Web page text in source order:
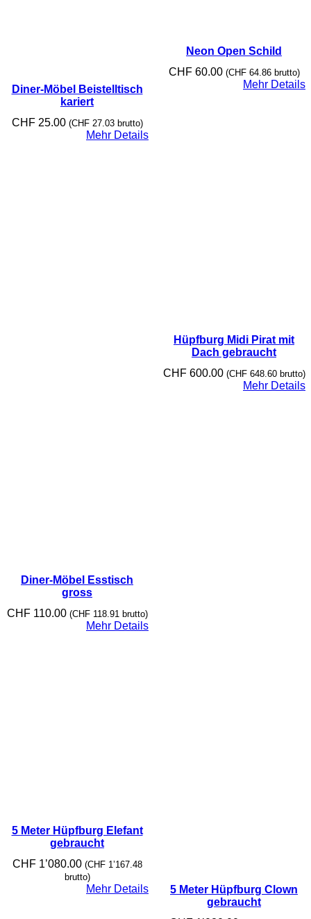
Diner-Möbel Beistelltisch
kariert
CHF25.00 (CHF27.03brutto)
Mehr Details
Neon Open Schild
CHF60.00 (CHF64.86brutto)
Mehr Details
Diner-Möbel Esstisch
gross
CHF110.00 (CHF118.91 brutto)
Mehr Details
Hüpfburg Midi Pirat mit
Dach gebraucht
CHF600.00 (CHF648.60brutto)
Mehr Details
5 Meter Hüpfburg Elefant
gebraucht
CHF1’080.00 (CHF1’167.48
brutto)
Mehr Details
5 Meter Hüpfburg Clown
gebraucht